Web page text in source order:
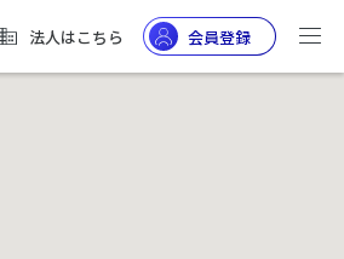
法人はこちら 会員登録